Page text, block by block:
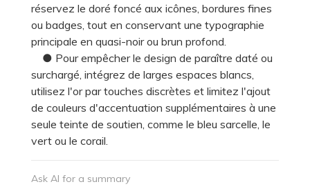
réservez le doré foncé aux icônes, bordures fines
ou badges, tout en conservant une typographie
principale en quasi-noir ou brun profond.
● Pour empêcher le design de paraître daté ou
surchargé, intégrez de larges espaces blancs,
utilisez l'or par touches discrètes et limitez l'ajout
de couleurs d'accentuation supplémentaires à une
seule teinte de soutien, comme le bleu sarcelle, le
vert ou le corail.
Ask AI for a summary